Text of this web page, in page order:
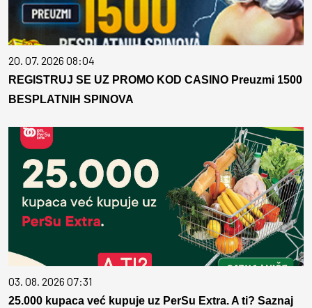
20. 07. 2026 08:04
REGISTRUJ SE UZ PROMO KOD CASINO Preuzmi 1500
BESPLATNIH SPINOVA
03. 08. 2026 07:31
25.000 kupaca već kupuje uz PerSu Extra. A ti? Saznaj